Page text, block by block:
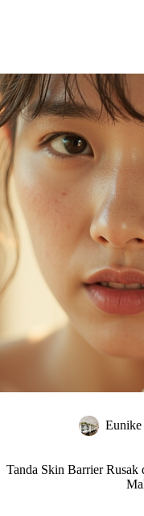
Eunike
Tanda Skin Barrier Rusak